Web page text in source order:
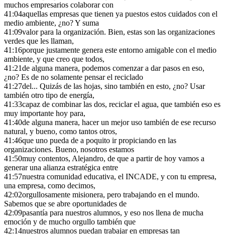
muchos empresarios colaborar con
41:04aquellas empresas que tienen ya puestos estos cuidados con el
medio ambiente, ¿no? Y suma
41:09valor para la organización. Bien, estas son las organizaciones
verdes que les llaman,
41:16porque justamente genera este entorno amigable con el medio
ambiente, y que creo que todos,
41:21de alguna manera, podemos comenzar a dar pasos en eso,
¿no? Es de no solamente pensar el reciclado
41:27del... Quizás de las hojas, sino también en esto, ¿no? Usar
también otro tipo de energía,
41:33capaz de combinar las dos, reciclar el agua, que también eso es
muy importante hoy para,
41:40de alguna manera, hacer un mejor uso también de ese recurso
natural, y bueno, como tantos otros,
41:46que uno pueda de a poquito ir propiciando en las
organizaciones. Bueno, nosotros estamos
41:50muy contentos, Alejandro, de que a partir de hoy vamos a
generar una alianza estratégica entre
41:57nuestra comunidad educativa, el INCADE, y con tu empresa,
una empresa, como decimos,
42:02orgullosamente misionera, pero trabajando en el mundo.
Sabemos que se abre oportunidades de
42:09pasantía para nuestros alumnos, y eso nos llena de mucha
emoción y de mucho orgullo también que
42:14nuestros alumnos puedan trabajar en empresas tan